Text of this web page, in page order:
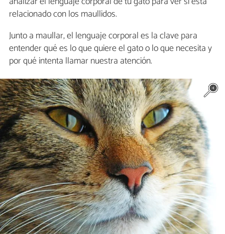
relacionado con los maullidos.
Junto a maullar, el lenguaje corporal es la clave para
entender qué es lo que quiere el gato o lo que necesita y
por qué intenta llamar nuestra atención.